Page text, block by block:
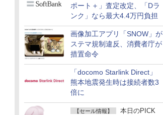
ポート＋」査定改定、「Dラ
ンク」なら最大4.4万円負担
画像加工アプリ「SNOW」が
ステマ規制違反、消費者庁が
措置命令
「docomo Starlink Direct」
熊本地震発生時は接続者数3
倍に
【セール情報】
本日のPICK